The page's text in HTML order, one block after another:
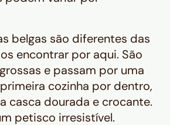
belgas são diferentes das
encontrar por aqui. São
e passam por uma
cozinha por dentro,
casca dourada e crocante.
petisco irresistível.